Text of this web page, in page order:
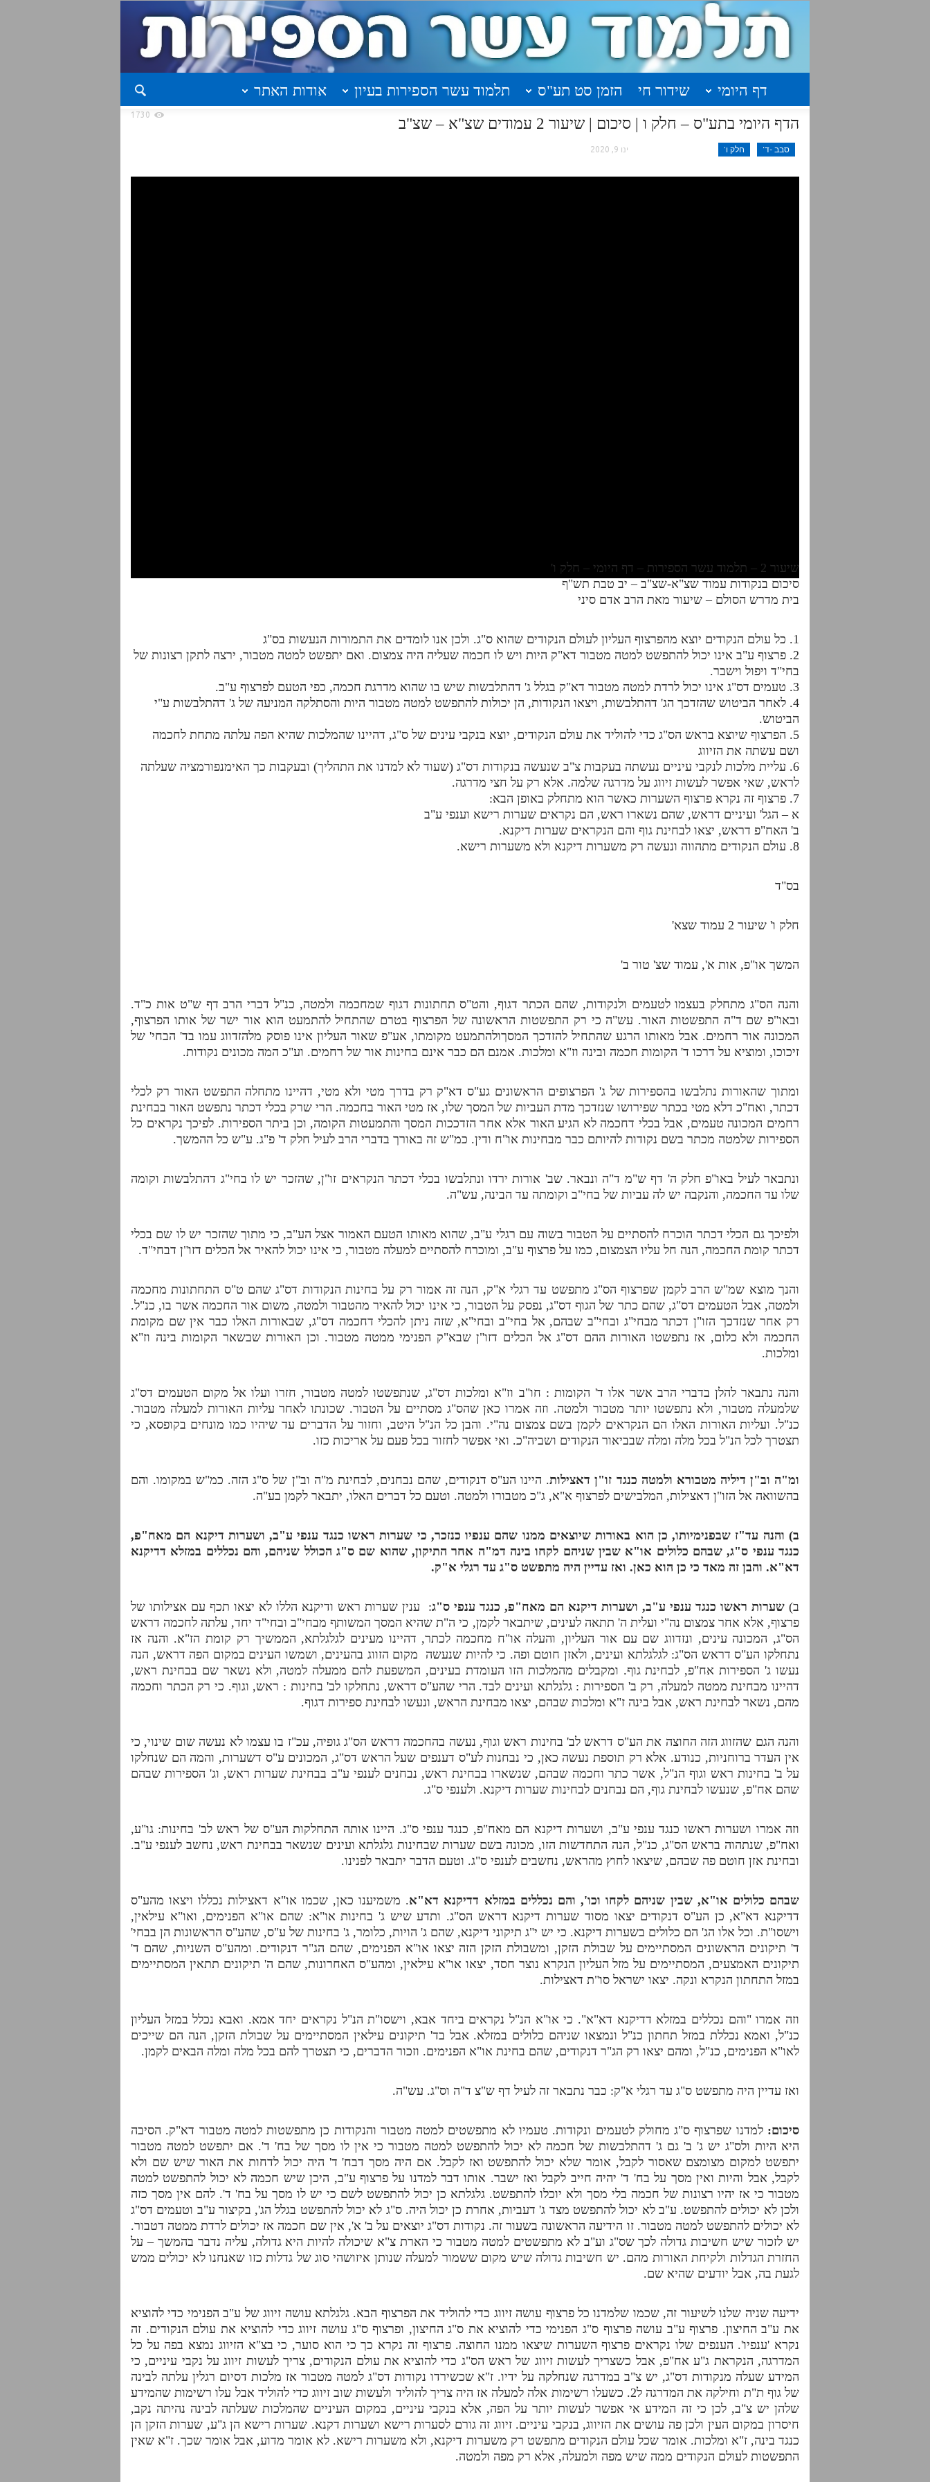
דף היומי שידור חי הזמן סט תע"ס תלמוד עשר הספירות בעיון
אודות האתר
הדף היומי בתע"ס – חלק ו | סיכום | שיעור 2 עמודים שצ"א – שצ"ב
סבב -ד' חלק ו' ינו 9, 2020
1730
שיעור 2 – תלמוד עשר הספירות – דף היומי – חלק ו'
סיכום בנקודות עמוד שצ"א-שצ"ב – יב טבת תש"ף
בית מדרש הסולם – שיעור מאת הרב אדם סיני
1. כל עולם הנקודים יוצא מהפרצוף העליון לעולם הנקודים שהוא ס"ג. ולכן אנו לומדים את התמורות הנעשות בס"ג
2. פרצוף ע"ב אינו יכול להתפשט למטה מטבור דא"ק היות ויש לו חכמה שעליה היה צמצום. ואם יתפשט למטה מטבור, ירצה לתקן רצונות של
בחי"ד ויפול וישבר.
3. טעמים דס"ג אינו יכול לרדת למטה מטבור דא"ק בגלל ג' דהתלבשות שיש בו שהוא מדרגת חכמה, כפי הטעם לפרצוף ע"ב.
4. לאחר הביטוש שהזדכך הג' דהתלבשות, ויצאו הנקודות, הן יכולות להתפשט למטה מטבור היות והסתלקה המניעה של ג' דהתלבשות ע"י
הביטוש.
5. הפרצוף שיוצא בראש הס"ג כדי להוליד את עולם הנקודים, יוצא בנקבי עינים של ס"ג, דהיינו שהמלכות שהיא הפה עלתה מתחת לחכמה
ושם עשתה את הזיווג
6. עליית מלכות לנקבי עיניים נעשתה בעקבות צ"ב שנעשה בנקודות דס"ג (שעוד לא למדנו את התהליך) ובעקבות כך האימנפורמציה שעלתה
לראש, שאי אפשר לעשות זיווג על מדרגה שלמה. אלא רק על חצי מדרגה.
7. פרצוף זה נקרא פרצוף השערות כאשר הוא מתחלק באופן הבא:
א – הגל' ועיניים דראש, שהם נשארו ראש, הם נקראים שערות רישא וענפי ע"ב
ב' האח"פ דראש, יצאו לבחינת גוף והם הנקראים שערות דיקנא.
8. עולם הנקודים מתהווה ונעשה רק משערות דיקנא ולא משערות רישא.
בס"ד
חלק ו' שיעור 2 עמוד שצא'
המשך או"פ, אות א', עמוד שצ' טור ב'
והנה הס"ג מתחלק בעצמו לטעמים ולנקודות, שהם הכתר דגוף, והט"ס תחתונות דגוף שמחכמה ולמטה, כנ"ל דברי הרב דף ש"ט אות כ"ד.
ובאו"פ שם ד"ה התפשטות האור. עש"ה כי רק התפשטות הראשונה של הפרצוף בטרם שהתחיל להתמעט הוא אור ישר של אותו הפרצוף,
המכונה אור רחמים. אבל מאותו הרגע שהתחיל להזדכך המסךולהתמעט מקומתו, אע"פ שאור העליון אינו פוסק מלהזדווג עמו בד' הבחי' של
זיכוכו, ומוציא על דרכו ד' הקומות חכמה ובינה וז"א ומלכות. אמנם הם כבר אינם בחינות אור של רחמים. וע"כ המה מכונים נקודות.
ומתוך שהאורות נתלבשו בהספירות של ג' הפרצופים הראשונים גע"ס דא"ק רק בדרך מטי ולא מטי, דהיינו מתחלה התפשט האור רק לכלי
דכתר, ואח"כ דלא מטי בכתר שפירושו שנזדכך מדת העביות של המסך שלו, אז מטי האור בחכמה. הרי שרק בכלי דכתר נתפשט האור בבחינת
רחמים המכונה טעמים, אבל בכלי דחכמה לא הגיע האור אלא אחר הזדככות המסך והתמעטות הקומה, וכן ביתר הספירות. לפיכך נקראים כל
הספירות שלמטה מכתר בשם נקודות להיותם כבר מבחינות או"ח ודין. כמ"ש זה באורך בדברי הרב לעיל חלק ד' פ"ג. ע"ש כל ההמשך.
ונתבאר לעיל באו"פ חלק ה' דף ש"מ ד"ה ונבאר. שב' אורות ירדו ונתלבשו בכלי דכתר הנקראים זו"ן, שהזכר יש לו בחי"ג דהתלבשות וקומה
שלו עד החכמה, והנקבה יש לה עביות של בחי"ב וקומתה עד הבינה, עש"ה.
ולפיכך גם הכלי דכתר הוכרח להסתיים על הטבור בשוה עם רגלי ע"ב, שהוא מאותו הטעם האמור אצל הע"ב, כי מתוך שהזכר יש לו שם בכלי
דכתר קומת החכמה, הנה חל עליו הצמצום, כמו על פרצוף ע"ב, ומוכרח להסתיים למעלה מטבור, כי אינו יכול להאיר אל הכלים דזו"ן דבחי"ד.
והנך מוצא שמ"ש הרב לקמן שפרצוף הס"ג מתפשט עד רגלי א"ק, הנה זה אמור רק על בחינות הנקודות דס"ג שהם ט"ס התחתונות מחכמה
ולמטה, אבל הטעמים דס"ג, שהם כתר של הגוף דס"ג, נפסק על הטבור, כי אינו יכול להאיר מהטבור ולמטה, משום אור החכמה אשר בו, כנ"ל.
רק אחר שנזדכך הזו"ן דכתר מבחי"ג ובחי"ב שבהם, אל בחי"ב ובחי"א, שזה ניתן להכלי דחכמה דס"ג, שבאורות האלו כבר אין שם מקומת
החכמה ולא כלום, אז נתפשטו האורות ההם דס"ג אל הכלים דזו"ן שבא"ק הפנימי ממטה מטבור. וכן האורות שבשאר הקומות בינה וז"א
ומלכות.
והנה נתבאר להלן בדברי הרב אשר אלו ד' הקומות : חו"ב וז"א ומלכות דס"ג, שנתפשטו למטה מטבור, חזרו ועלו אל מקום הטעמים דס"ג
שלמעלה מטבור, ולא נתפשטו יותר מטבור ולמטה. וזה אמרו כאן שהס"ג מסתיים על הטבור. שכונתו לאחר עליות האורות למעלה מטבור.
כנ"ל. ועליות האורות האלו הם הנקראים לקמן בשם צמצום נה"י. והבן כל הנ"ל היטב, וחזור על הדברים עד שיהיו כמו מונחים בקופסא, כי
תצטרך לכל הנ"ל בכל מלה ומלה שבביאור הנקודים ושביה"כ. ואי אפשר לחזור בכל פעם על אריכות כזו.
ומ"ה וב"ן דיליה מטבורא ולמטה כנגד זו"ן דאצילות. היינו הע"ס דנקודים, שהם נבחנים, לבחינת מ"ה וב"ן של ס"ג הזה. כמ"ש במקומו. והם
בהשוואה אל הזו"ן דאצילות, המלבישים לפרצוף א"א, ג"כ מטבורו ולמטה. וטעם כל דברים האלו, יתבאר לקמן בע"ה.
ב) והנה עד"ז שבפנימיותו, כן הוא באורות שיוצאים ממנו שהם ענפיו כנזכר, כי שערות ראשו כנגד ענפי ע"ב, ושערות דיקנא הם מאח"פ,
כנגד ענפי ס"ג, שבהם כלולים או"א שבין שניהם לקחו בינה דמ"ה אחר התיקון, שהוא שם ס"ג הכולל שניהם, והם נכללים במזלא דדיקנא
דא"א. והבן זה מאד כי כן הוא כאן. ואז עדיין היה מתפשט ס"ג עד רגלי א"ק.
ב) שערות ראשו כנגד ענפי ע"ב, ושערות דיקנא הם מאח"פ, כנגד ענפי ס"ג: ענין שערות ראש ודיקנא הללו לא יצאו תכף עם אצילותו של
פרצוף, אלא אחר צמצום נה"י ועלית ה' תתאה לעינים, שיתבאר לקמן, כי ה"ת שהיא המסך המשותף מבחי"ב ובחי"ד יחד, עלתה לחכמה דראש
הס"ג, המכונה עינים, ונזדווג שם עם אור העליון, והעלה או"ח מחכמה לכתר, דהיינו מעינים לגלגלתא, הממשיך רק קומת הז"א. והנה אז
נתחלקו הע"ס דראש הס"ג: לגלגלתא ועינים, ולאזן חוטם ופה. כי להיות שנעשה מקום הזווג בהעינים, ושמשו העינים במקום הפה דראש, הנה
נעשו ג' הספירות אח"פ, לבחינת גוף. ומקבלים מהמלכות הזו העומדת בעינים, המשפעת להם ממעלה למטה, ולא נשאר שם בבחינת ראש,
דהיינו מבחינת ממטה למעלה, רק ב' הספירות : גלגלתא ועינים לבד. הרי שהע"ס דראש, נתחלקו לב' בחינות : ראש, וגוף. כי רק הכתר וחכמה
מהם, נשאר לבחינת ראש, אבל בינה ז"א ומלכות שבהם, יצאו מבחינת הראש, ונעשו לבחינת ספירות דגוף.
והנה הגם שהזווג הזה החוצה את הע"ס דראש לב' בחינות ראש וגוף, נעשה בהחכמה דראש הס"ג גופיה, עכ"ז בו עצמו לא נעשה שום שינוי, כי
אין העדר ברוחניות, כנודע. אלא רק תוספת נעשה כאן, כי נבחנות לע"ס דענפים שעל הראש דס"ג, המכונים ע"ס דשערות, והמה הם שנחלקו
על ב' בחינות ראש וגוף הנ"ל, אשר כתר וחכמה שבהם, שנשארו בבחינת ראש, נבחנים לענפי ע"ב בבחינת שערות ראש, וג' הספירות שבהם
שהם אח"פ, שנעשו לבחינת גוף, הם נבחנים לבחינות שערות דיקנא. ולענפי ס"ג.
וזה אמרו ושערות ראשו כנגד ענפי ע"ב, ושערות דיקנא הם מאח"פ, כנגד ענפי ס"ג. היינו אותה התחלקות הע"ס של ראש לב' בחינות: גו"ע,
ואח"פ, שנתהוה בראש הס"ג, כנ"ל, הנה התחדשות הזו, מכונה בשם שערות שבחינות גלגלתא ועינים שנשאר בבחינת ראש, נחשב לענפי ע"ב.
ובחינת אזן חוטם פה שבהם, שיצאו לחוץ מהראש, נחשבים לענפי ס"ג. וטעם הדבר יתבאר לפנינו.
שבהם כלולים או"א, שבין שניהם לקחו וכו', והם נכללים במזלא דדיקנא דא"א. משמיענו כאן, שכמו או"א דאצילות נכללו ויצאו מהע"ס
דדיקנא דא"א, כן הע"ס דנקודים יצאו מסוד שערות דיקנא דראש הס"ג. ותדע שיש ג' בחינות או"א: שהם או"א הפנימים, ואו"א עילאין,
וישסו"ת. וכל אלו הג' הם כלולים בשערות דיקנא. כי יש י"ג תיקוני דיקנא, שהם ג' הויות, כלומר, ג' בחינות של ע"ס, שהע"ס הראשונות הן בבחי'
ד' תיקונים הראשונים המסתיימים על שבולת הזקן, ומשבולת הזקן הזה יצאו או"א הפנימים, שהם הג"ר דנקודים. ומהע"ס השניות, שהם ד'
תיקונים האמצעים, המסתיימים על מזל העליון הנקרא נוצר חסד, יצאו או"א עילאין, ומהע"ס האחרונות, שהם ה' תיקונים תתאין המסתיימים
במזל התחתון הנקרא ונקה. יצאו ישראל סו"ת דאצילות.
וזה אמרו "והם נכללים במזלא דדיקנא דא"א". כי או"א הנ"ל נקראים ביחד אבא, וישסו"ת הנ"ל נקראים יחד אמא. ואבא נכלל במזל העליון
כנ"ל, ואמא נכללת במזל תחתון כנ"ל ונמצאו שניהם כלולים במזלא. אבל בד' תיקונים עילאין המסתיימים על שבולת הזקן, הנה הם שייכים
לאו"א הפנימים, כנ"ל, ומהם יצאו רק הג"ר דנקודים, שהם בחינת או"א הפנימים. וזכור הדברים, כי תצטרך להם בכל מלה ומלה הבאים לקמן.
ואז עדיין היה מתפשט ס"ג עד רגלי א"ק: כבר נתבאר זה לעיל דף ש"צ ד"ה וס"ג. עש"ה.
סיכום: למדנו שפרצוף ס"ג מחולק לטעמים ונקודות. טעמיו לא מתפשטים למטה מטבור והנקודות כן מתפשטות למטה מטבור דא"ק. הסיבה
היא היות ולס"ג יש ג' ב' גם ג' דהתלבשות של חכמה לא יכול להתפשט למטה מטבור כי אין לו מסך של בח' ד'. אם יתפשט למטה מטבור
יתפשט למקום מצומצם שאסור לקבל, אומר שלא יכול להתפשט ואז לקבל. אם היה מסך דבח' ד' היה יכול לדחות את האור שיש שם ולא
לקבל, אבל והיות ואין מסך על בח' ד' יהיה חייב לקבל ואז ישבר. אותו דבר למדנו על פרצוף ע"ב, היכן שיש חכמה לא יכול להתפשט למטה
מטבור כי אז יהיו רצונות של חכמה בלי מסך ולא יוכלו להתפשט. גלגלתא כן יכול להתפשט לשם כי יש לו מסך על בח' ד'. להם אין מסך כזה
ולכן לא יכולים להתפשט. ע"ב לא יכול להתפשט מצד ג' דעביות, אחרת כן יכול היה. ס"ג לא יכול להתפשט בגלל הג', בקיצור ע"ב וטעמים דס"ג
לא יכולים להתפשט למטה מטבור. זו הידיעה הראשונה בשעור זה. נקודות דס"ג יוצאים על ב' א', אין שם חכמה אז יכולים לרדת ממטה דטבור.
יש לזכור שיש חשיבות גדולה לכך שס"ג וע"ב לא מתפשטים למטה מטבור כי הארת צ"א שיכולה להיות היא גדולה, עליה נדבר בהמשך – על
החזרת הגדלות ולקיחת האורות מהם. יש חשיבות גדולה שיש מקום ששמור למעלה שנותן איזושהי סוג של גדלות כזו שאנחנו לא יכולים ממש
לגעת בה, אבל יודעים שהיא שם.
ידיעה שניה שלנו לשיעור זה, שכמו שלמדנו כל פרצוף עושה זיווג כדי להוליד את הפרצוף הבא. גלגלתא עושה זיווג של ע"ב הפנימי כדי להוציא
את ע"ב החיצון. פרצוף ע"ב עושה פרצוף ס"ג הפנימי כדי להוציא את ס"ג החיצון, ופרצוף ס"ג עושה זיווג כדי להוציא את עולם הנקודים. זה
נקרא 'ענפיו'. הענפים שלו נקראים פרצוף השערות שיצאו ממנו החוצה. פרצוף זה נקרא כך כי הוא סוער, כי בצ"א הזיווג נמצא בפה על כל
המדרגה, הנקראת ג"ע אח"פ, אבל כשצריך לעשות זיווג של ראש הס"ג כדי להוציא את עולם הנקודים, צריך לעשות זיווג על נקבי עיניים, כי
המידע שעלה מנקודות דס"ג, יש צ"ב במדרגה שנחלקה על ידיו. ז"א שכשירדו נקודות דס"ג למטה מטבור אז מלכות דסיום רגלין עלתה לבינה
של גוף ת"ת וחילקה את המדרגה ל2. כשעלו רשימות אלה למעלה אז היה צריך להוליד ולעשות שוב זיווג כדי להוליד אבל עלו רשימות שהמידע
שלהן יש צ"ב, לכן כי זה המידע אי אפשר לעשות יותר על הפה, אלא בנקבי עיניים, במקום העיניים שהמלכות שעלתה לבינה נהיתה נקב,
חיסרון במקום העין ולכן פה עושים את הזיווג, בנקבי עיניים. זיווג זה גורם לסערות רישא ושערות דקנא. שערות רישא הן ג"ע, שערות הזקן הן
כנגד בינה, ז"א ומלכות. אומר שכל עולם הנקודים מתפשט רק משערות דיקנא, ולא משערות רישא. לא אומר מדוע, אבל אומר שכך. ז"א שאין
התפשטות לעולם הנקודים ממה שיש מפה ולמעלה, אלא רק מפה ולמטה.